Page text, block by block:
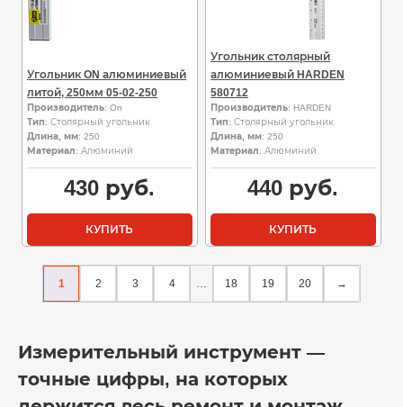
Угольник ON алюминиевый
литой, 250мм 05-02-250
Производитель: On
Тип: Столярный угольник
Длина, мм: 250
Материал: Алюминий
430 руб.
КУПИТЬ
Угольник столярный
алюминиевый HARDEN
580712
Производитель: HARDEN
Тип: Столярный угольник
Длина, мм: 250
Материал: Алюминий
440 руб.
КУПИТЬ
1 2 3 4 … 18 19 20 →
Измерительный инструмент —
точные цифры, на которых